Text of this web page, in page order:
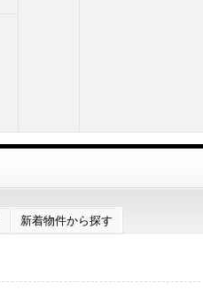
新着物件から探す